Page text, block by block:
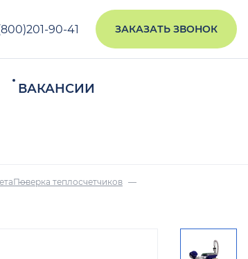
90-41 ЗАКАЗАТЬ ЗВОНОК
ВАКАНСИИ
Поверка теплосчетчиков